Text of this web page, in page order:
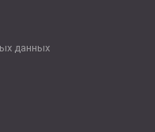
данных